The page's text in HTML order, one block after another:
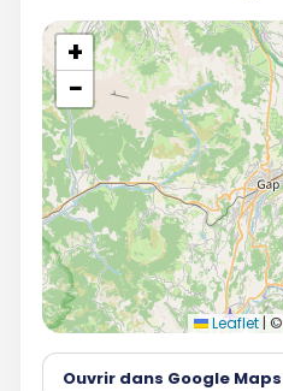
+
−
Leaflet | ©
Ouvrir dans Google Maps